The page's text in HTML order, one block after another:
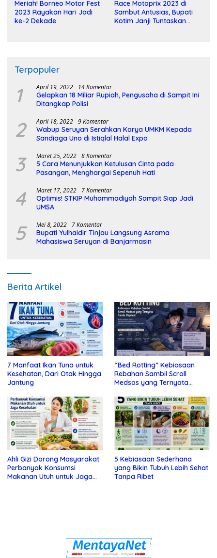
Meriah! Borneo Motor Fest
2023 Rayakan Hari Jadi
ke-2 Dekade
Race Motoprix 2023 di
Sambut Antusias, Bupati
Kotim Janji Tuntaskan
Terpopuler
1 April 19, 2022 14 Komentar
Gelapkan 18 Miliar Rupiah, Pengusaha di Sampit Ini
Ditangkap Polisi
2 April 18, 2022 9 Komentar
Wabup Seruyan Serahkan Karya UMKM Kepada
Sandiaga Uno di Istiqlal Halal Expo
3 Maret 25, 2022 8 Komentar
5 Cara Menunjukkan Ketulusan Cinta pada
Pasangan, Menghargai Sepenuh Hati
4 Maret 17, 2022 7 Komentar
Optimis! STKIP Muhammadiyah Sampit Siap Jadi
UMSA
5 Mei 8, 2022 7 Komentar
Bupati Yulhaidir Tinjau Langsung Asrama
Mahasiswa Seruyan di Banjarmasin
Berita Artikel
7 Manfaat Ikan Tuna untuk
Kesehatan, Dari Otak Hingga
Jantung
“Bed Rotting” Kebiasaan
Rebahan Sambil Scroll
Medsos yang Ternyata
Ahli Gizi Dorong Masyarakat
Perbanyak Konsumsi
Makanan Utuh untuk Jaga
5 Kebiasaan Sederhana
yang Bikin Tubuh Lebih Sehat
Tanpa Ribet